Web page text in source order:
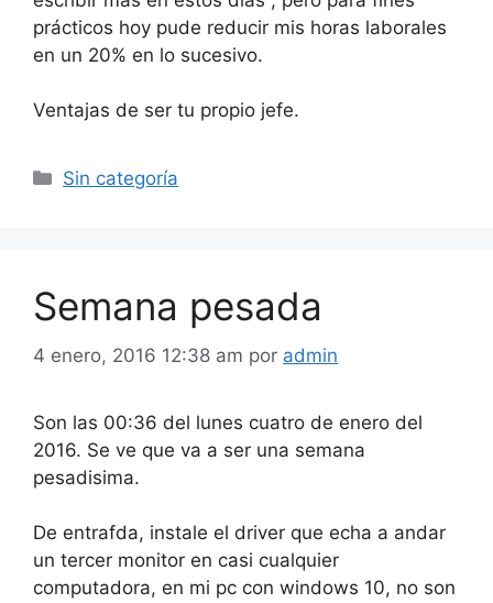
prácticos hoy pude reducir mis horas laborales
en un 20% en lo sucesivo.
Ventajas de ser tu propio jefe.
Categorías
Sin categoría
Semana pesada
4 enero, 2016 12:38 am por admin
Son las 00:36 del lunes cuatro de enero del
2016. Se ve que va a ser una semana
pesadisima.
De entrafda, instale el driver que echa a andar
un tercer monitor en casi cualquier
computadora, en mi pc con windows 10, no son